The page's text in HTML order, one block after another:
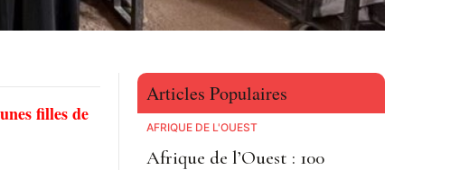
filles de
Articles Populaires
AFRIQUE DE L'OUEST
Afrique de l’Ouest : 100